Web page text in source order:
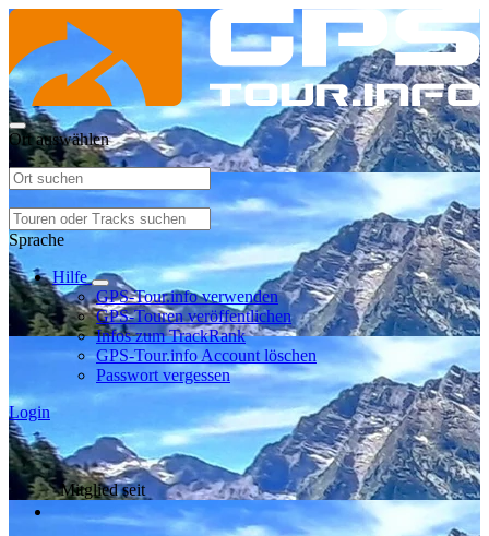
Ort auswählen
Sprache
Hilfe
GPS-Tour.info verwenden
GPS-Touren veröffentlichen
Infos zum TrackRank
GPS-Tour.info Account löschen
Passwort vergessen
Login
Mitglied seit